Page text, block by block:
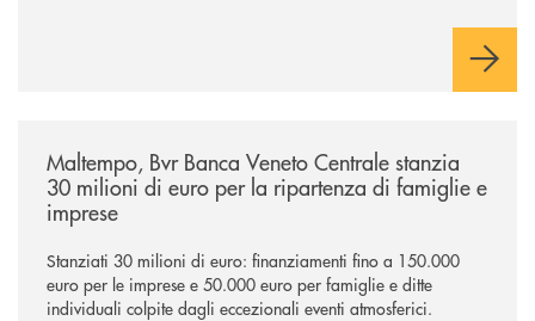
Maltempo, Bvr Banca Veneto Centrale stanzia
30 milioni di euro per la ripartenza di famiglie e
imprese
Stanziati 30 milioni di euro: finanziamenti fino a 150.000
euro per le imprese e 50.000 euro per famiglie e ditte
individuali colpite dagli eccezionali eventi atmosferici.